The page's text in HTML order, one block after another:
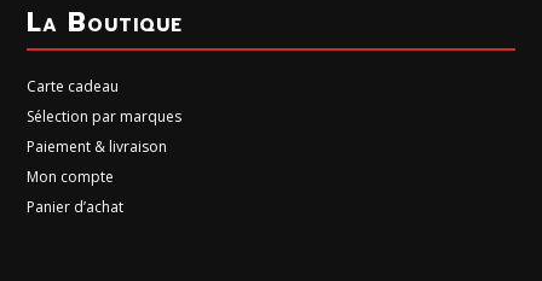
La Boutique
Carte cadeau
Sélection par marques
Paiement & livraison
Mon compte
Panier d’achat